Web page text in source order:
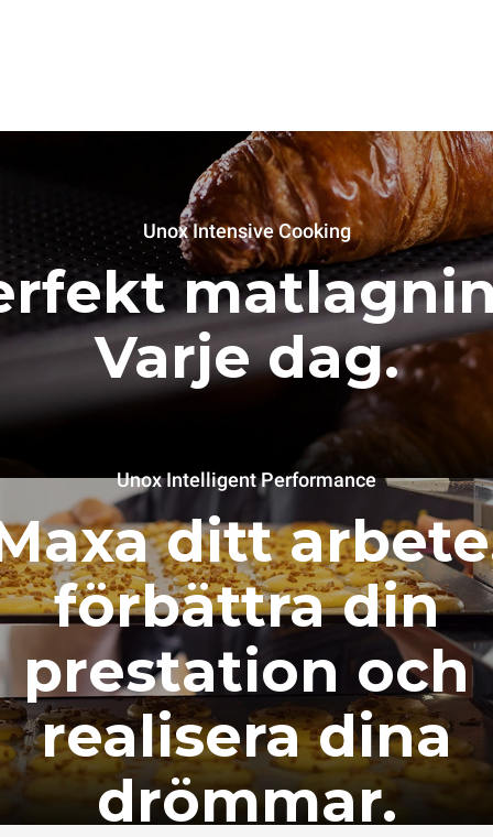
Unox Intensive Cooking
Varje dag.
Unox Intelligent Performance
ditt
förbättra din
prestation och
realisera dina
drömmar.